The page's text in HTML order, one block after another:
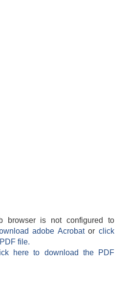
browser is not configured to
adobe Acrobatorclick
file.
here to download the PDF